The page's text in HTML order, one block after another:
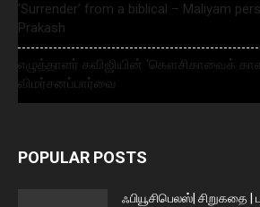
‘Surrender’ from a biblical – Maliyam
Prakash
எழுத்தாளர் கவிஜியின் ‘கௌசிகாவைக்
விமர்சனப்பார்வை
POPULAR POSTS
ஃபியூசிபெலஸ்| சிறுகதை |